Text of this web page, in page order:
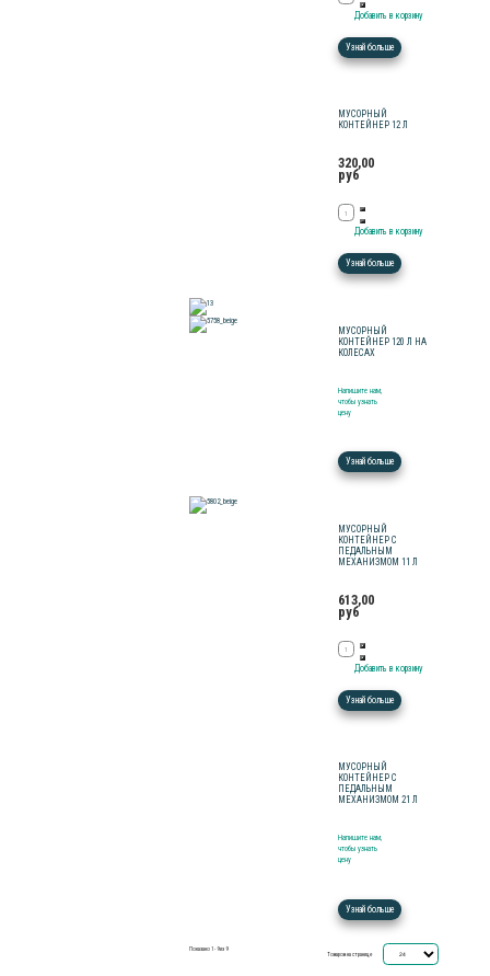
Узнай больше
МУСОРНЫЙ
КОНТЕЙНЕР 12 Л
320,00
руб
Узнай больше
МУСОРНЫЙ
КОНТЕЙНЕР 120 Л НА
КОЛЕСАХ
Напишите нам,
чтобы узнать
цену
Узнай больше
МУСОРНЫЙ
КОНТЕЙНЕР С
ПЕДАЛЬНЫМ
МЕХАНИЗМОМ 11 Л
613,00
руб
Узнай больше
МУСОРНЫЙ
КОНТЕЙНЕР С
ПЕДАЛЬНЫМ
МЕХАНИЗМОМ 21 Л
Напишите нам,
чтобы узнать
цену
Узнай больше
Показано 1 - 9 из 9
Товаров на странице